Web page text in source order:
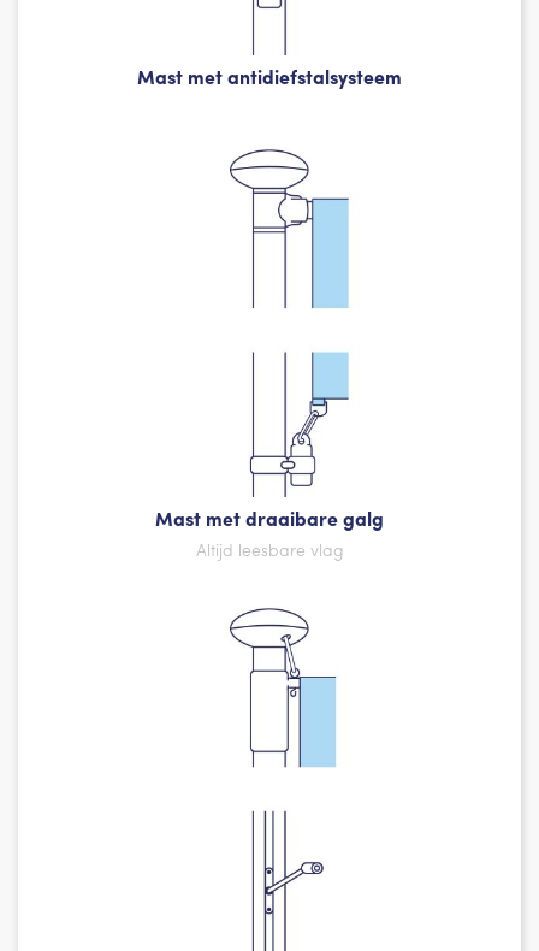
Mast met antidiefstalsysteem
Mast met draaibare galg
Altijd leesbare vlag